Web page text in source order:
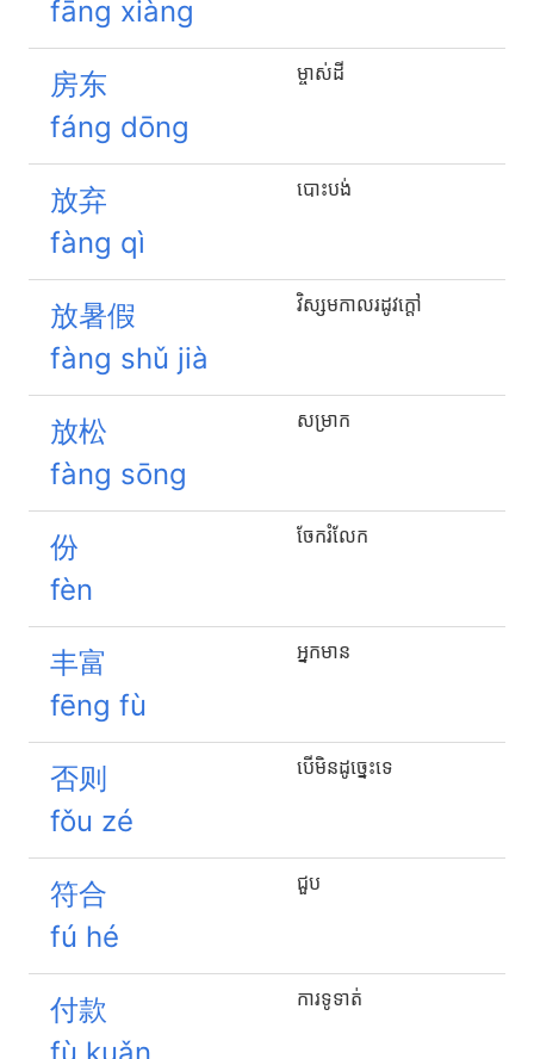
fāng xiàng
房东
fáng dōng
ម្ចាស់ដី
放弃
fàng qì
បោះបង់
放暑假
fàng shǔ jià
វិស្សមកាល​រដូវ​ក្តៅ
放松
fàng sōng
សម្រាក
份
fèn
ចែករំលែក
丰富
fēng fù
អ្នកមាន
否则
fǒu zé
បើមិនដូច្នេះទេ
符合
fú hé
ជួប
付款
ការទូទាត់